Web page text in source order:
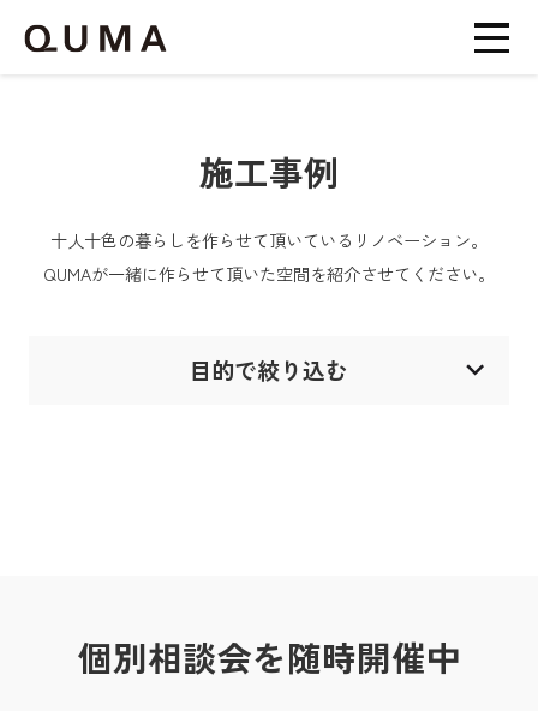
施工事例
十人十色の暮らしを作らせて頂いているリノベーション。
QUMAが一緒に作らせて頂いた空間を紹介させてください。
目的で絞り込む
個別相談会を随時開催中